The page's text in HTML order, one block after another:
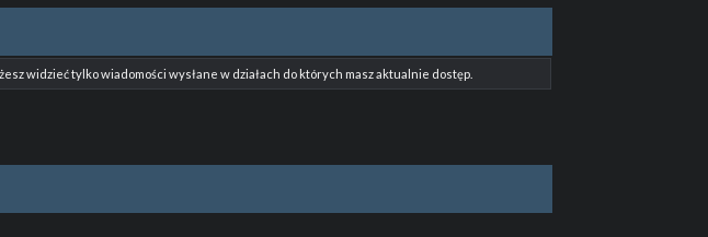
widzieć tylko wiadomości wysłane w działach do których masz aktualnie dostęp.